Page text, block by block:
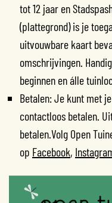
tot 12 jaar en
(plattegrond) is je
uitvouwbare kaart
omschrijvingen.
beginnen en álle
Betalen: Je kunt met
contactloos betalen.
betalen.Volg Open
op Facebook,